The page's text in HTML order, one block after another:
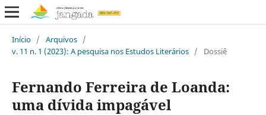
Início / Arquivos /
v. 11 n. 1 (2023): A pesquisa nos Estudos Literários / Dossiê
Fernando Ferreira de Loanda:
uma dívida impagável